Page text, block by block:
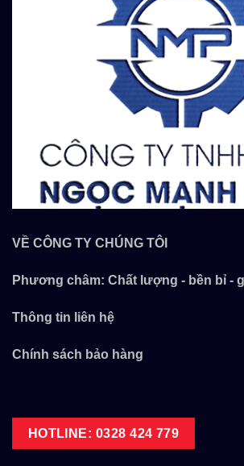
VỀ CÔNG TY CHÚNG TÔI
Phương châm: Chất lượng - bền bỉ -
Thông tin liên hệ
Chính sách bảo hàng
HOTLINE: 0328 424 779